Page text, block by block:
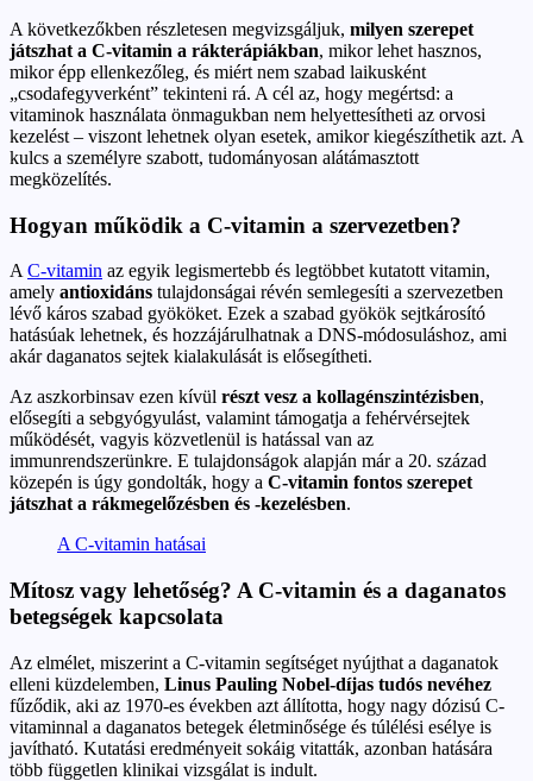
A következőkben részletesen megvizsgáljuk, milyen szerepet
játszhat a C-vitamin a rákterápiákban, mikor lehet hasznos,
mikor épp ellenkezőleg, és miért nem szabad laikusként
„csodafegyverként” tekinteni rá. A cél az, hogy megértsd: a
vitaminok használata önmagukban nem helyettesítheti az orvosi
kezelést – viszont lehetnek olyan esetek, amikor kiegészíthetik azt. A
kulcs a személyre szabott, tudományosan alátámasztott
megközelítés.
Hogyan működik a C-vitamin a szervezetben?
A C-vitamin az egyik legismertebb és legtöbbet kutatott vitamin,
amely antioxidáns tulajdonságai révén semlegesíti a szervezetben
lévő káros szabad gyököket. Ezek a szabad gyökök sejtkárosító
hatásúak lehetnek, és hozzájárulhatnak a DNS-módosuláshoz, ami
akár daganatos sejtek kialakulását is elősegítheti.
Az aszkorbinsav ezen kívül részt vesz a kollagénszintézisben,
elősegíti a sebgyógyulást, valamint támogatja a fehérvérsejtek
működését, vagyis közvetlenül is hatással van az
immunrendszerünkre. E tulajdonságok alapján már a 20. század
közepén is úgy gondolták, hogy a C-vitamin fontos szerepet
játszhat a rákmegelőzésben és -kezelésben.
A C-vitamin hatásai
Mítosz vagy lehetőség? A C-vitamin és a daganatos
betegségek kapcsolata
Az elmélet, miszerint a C-vitamin segítséget nyújthat a daganatok
elleni küzdelemben, Linus Pauling Nobel-díjas tudós nevéhez
fűződik, aki az 1970-es években azt állította, hogy nagy dózisú C-
vitaminnal a daganatos betegek életminősége és túlélési esélye is
javítható. Kutatási eredményeit sokáig vitatták, azonban hatására
több független klinikai vizsgálat is indult.